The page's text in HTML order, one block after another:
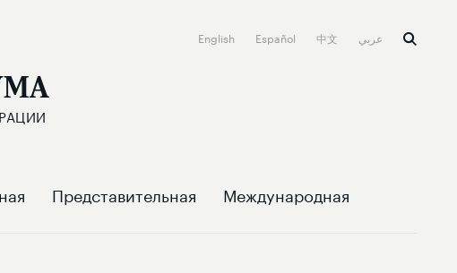
English Español 中文
Представительная Международная